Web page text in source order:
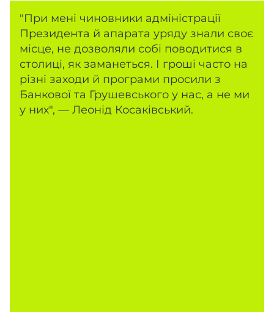
"При мені чиновники адміністрації
Президента й апарата уряду знали своє
місце, не дозволяли собі поводитися в
столиці, як заманеться. І гроші часто на
різні заходи й програми просили з
Банкової та Грушевського у нас, а не ми
у них", — Леонід Косаківський.